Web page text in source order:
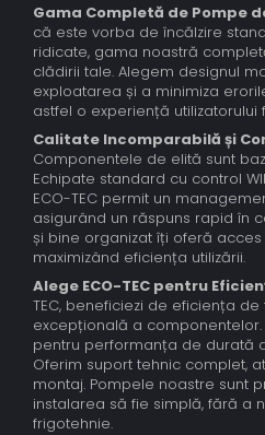
Gama Completă de Pompe
că este vorba de încălzire
ridicate, gama noastră
clădirii tale. Alegem designul
exploatarea și a minimiza
astfel o experiență utilizatorului
Calitate Incomparabilă și
Componentele de elită sunt
Echipate standard cu control
ECO-TEC permit un
asigurând un răspuns rapid în
și bine organizat îți oferă
maximizând eficiența utilizării.
Alege ECO-TEC pentru
TEC, beneficiezi de eficiența
excepțională a
pentru performanța de durată
Oferim suport tehnic complet,
montaj. Pompele noastre sunt
instalarea să fie simplă, fără a
frigotehnie.